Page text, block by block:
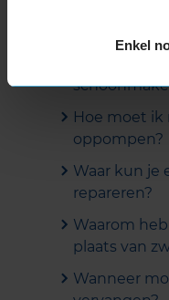
Enkel
Hoe moet
oppompen?
Waar kun je
repareren?
Waarom
plaats van
Wanneer